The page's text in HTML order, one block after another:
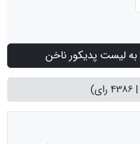
لیست پدیکور ناخن